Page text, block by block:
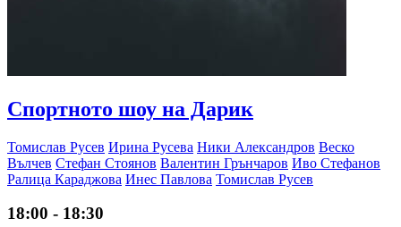
Спортното шоу на Дарик
Томислав Русев Ирина Русева Ники Александров Веско
Вълчев Стефан Стоянов Валентин Грънчаров Иво Стефанов
Ралица Караджова Инес Павлова Томислав Русев
18:00 - 18:30